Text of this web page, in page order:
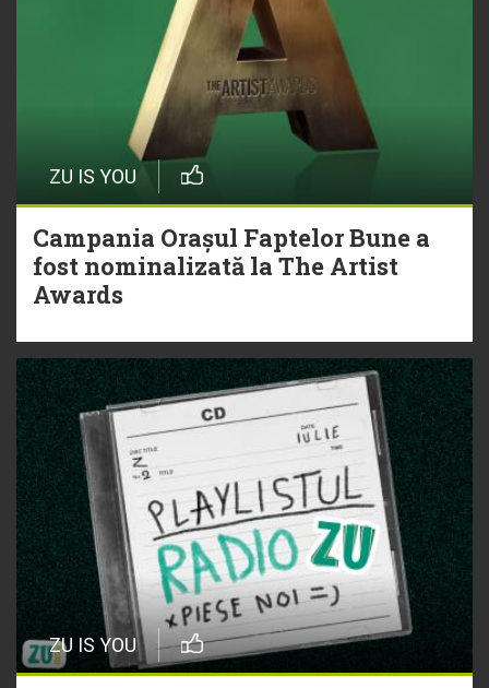
ZU IS YOU
Campania Orașul Faptelor Bune a
fost nominalizată la The Artist
Awards
ZU IS YOU